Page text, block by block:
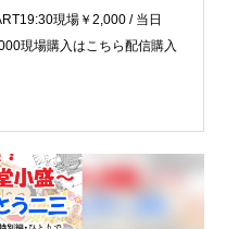
現場￥2,000 / 当日
現場購入はこちら配信購入